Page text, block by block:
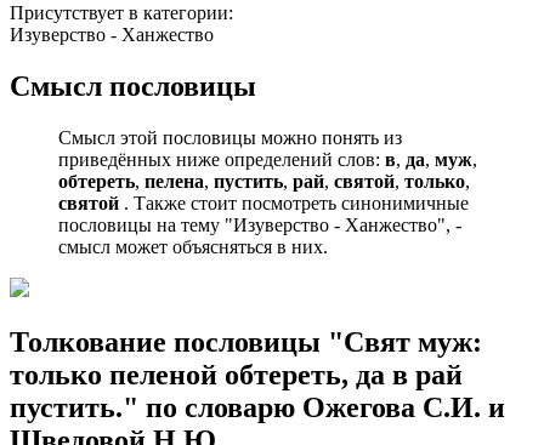
Присутствует в категории:
Изуверство - Ханжество
Смысл пословицы
Смысл этой пословицы можно понять из
приведённых ниже определений слов: в, да, муж,
обтереть, пелена, пустить, рай, святой, только,
святой . Также стоит посмотреть синонимичные
пословицы на тему "Изуверство - Ханжество", -
смысл может объясняться в них.
Толкование пословицы "Свят муж:
только пеленой обтереть, да в рай
пустить." по словарю Ожегова С.И. и